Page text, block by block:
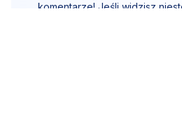
komentarze! Jeśli widzisz